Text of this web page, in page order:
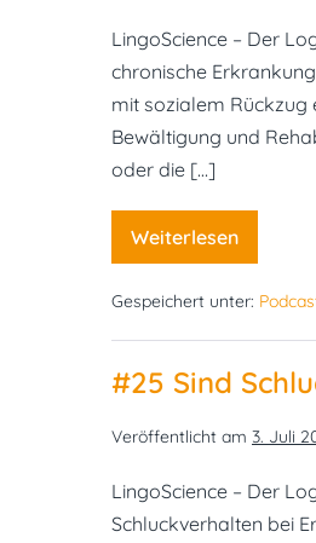
LingoScience – Der
chronische
mit sozialem Rückzug
Bewältigung und
oder die […]
Weiterlesen
#26
Worauf
es
Gespeichert unter:
#25 Sind
Veröffentlicht am 3. Juli
LingoScience – Der
Schluckverhalten bei